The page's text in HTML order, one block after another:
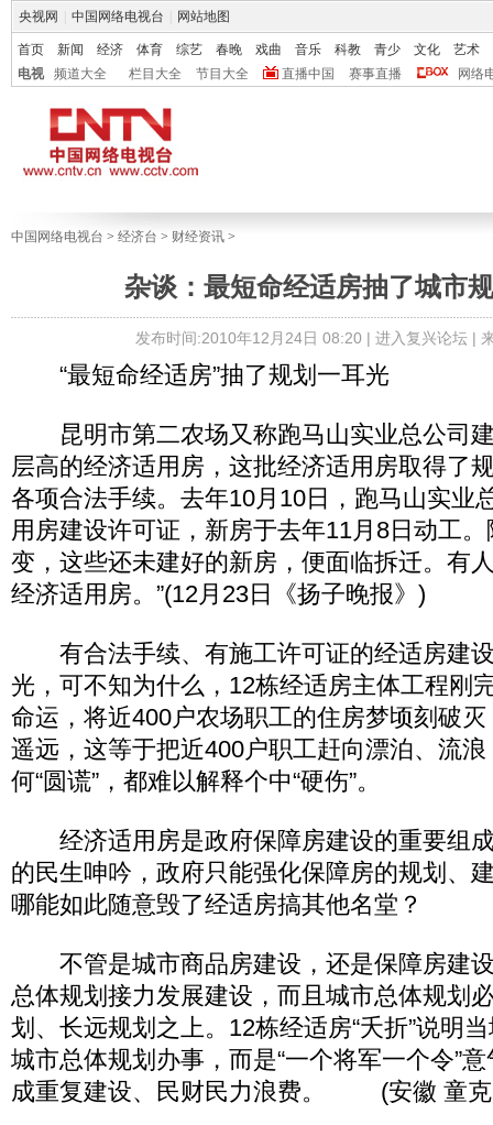
央视网 中国网络电视台 网站地图
首页 新闻 经济 体育 综艺 春晚 戏曲 音乐 科教 青少 文化
艺术
电视
频道大全 栏目大全 节目大全 直播中国 赛事直播 网络
中国网络电视台 > 经济台 > 财经资讯 >
杂谈：最短命经适房抽了城市
发布时间:2010年12月24日 08:20 | 进入复兴论坛|
“最短命经适房”抽了规划一耳光
昆明市第二农场又称跑马山实业总公司建
层高的经济适用房，这批经济适用房取得了
各项合法手续。去年10月10日，跑马山实业
用房建设许可证，新房于去年11月8日动工
变，这些还未建好的新房，便面临拆迁。有
经济适用房。”(12月23日《扬子晚报》)
有合法手续、有施工许可证的经适房建
光，可不知为什么，12栋经适房主体工程刚
命运，将近400户农场职工的住房梦顷刻破
遥远，这等于把近400户职工赶向漂泊、流
何“圆谎”，都难以解释个中“硬伤”。
经济适用房是政府保障房建设的重要组
的民生呻吟，政府只能强化保障房的规划、
哪能如此随意毁了经适房搞其他名堂？
不管是城市商品房建设，还是保障房建
总体规划接力发展建设，而且城市总体规划
划、长远规划之上。12栋经适房“夭折”说明
城市总体规划办事，而是“一个将军一个令”
成重复建设、民财民力浪费。 (安徽 童